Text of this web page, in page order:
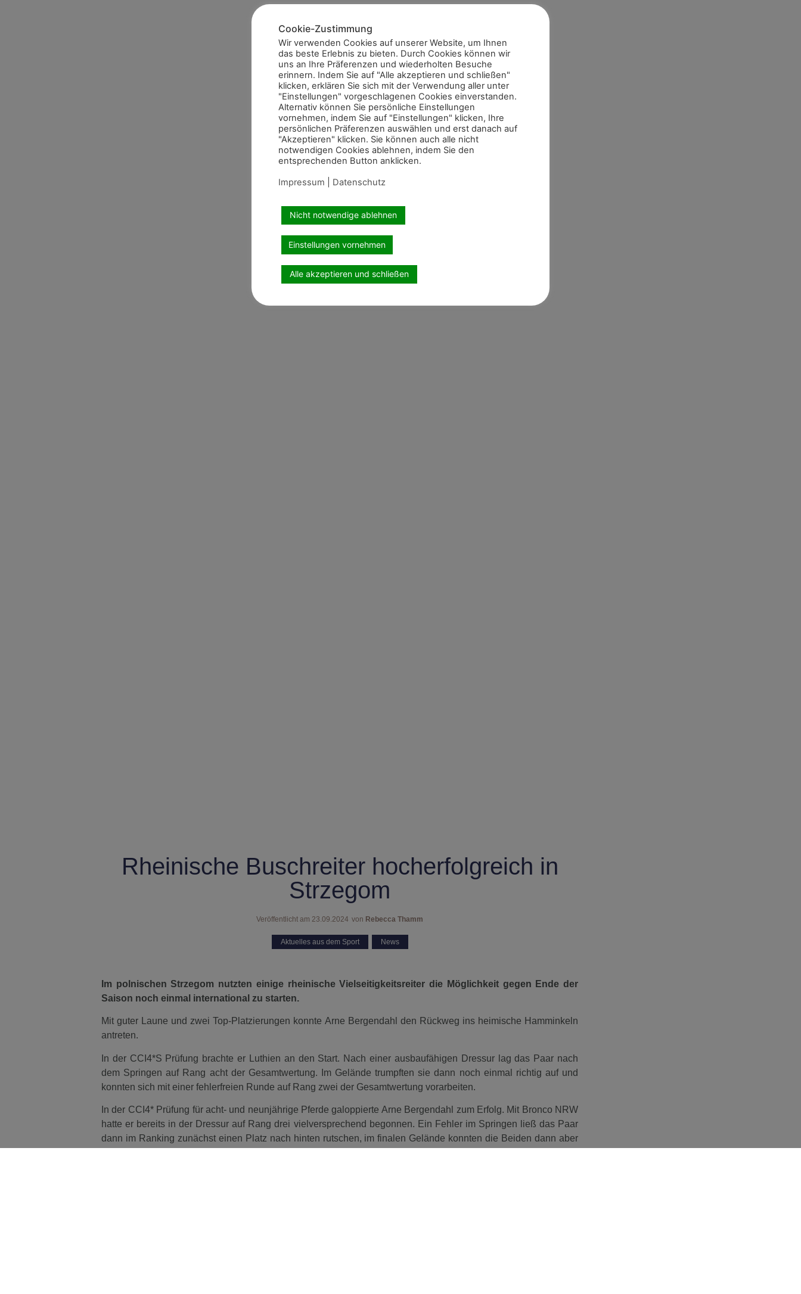
Rheinische Buschreiter hocherfolgreich in
Strzegom
Veröffentlicht am 23.09.2024 von Rebecca Thamm
Aktuelles aus dem Sport News
Im polnischen Strzegom nutzten einige rheinische Vielseitigkeitsreiter die Möglichkeit gegen Ende der
Saison noch einmal international zu starten.
Mit guter Laune und zwei Top-Platzierungen konnte Arne Bergendahl den Rückweg ins heimische Hamminkeln
antreten.
In der CCI4*S Prüfung brachte er Luthien an den Start. Nach einer ausbaufähigen Dressur lag das Paar nach
dem Springen auf Rang acht der Gesamtwertung. Im Gelände trumpften sie dann noch einmal richtig auf und
konnten sich mit einer fehlerfreien Runde auf Rang zwei der Gesamtwertung vorarbeiten.
In der CCI4* Prüfung für acht- und neunjährige Pferde galoppierte Arne Bergendahl zum Erfolg. Mit Bronco NRW
hatte er bereits in der Dressur auf Rang drei vielversprechend begonnen. Ein Fehler im Springen ließ das Paar
dann im Ranking zunächst einen Platz nach hinten rutschen, im finalen Gelände konnten die Beiden dann aber
Cookie-Zustimmung
Wir verwenden Cookies auf unserer Website, um Ihnen
das beste Erlebnis zu bieten. Durch Cookies können wir
uns an Ihre Präferenzen und wiederholten Besuche
erinnern. Indem Sie auf "Alle akzeptieren und schließen"
klicken, erklären Sie sich mit der Verwendung aller unter
"Einstellungen" vorgeschlagenen Cookies einverstanden.
Alternativ können Sie persönliche Einstellungen
vornehmen, indem Sie auf "Einstellungen" klicken, Ihre
persönlichen Präferenzen auswählen und erst danach auf
"Akzeptieren" klicken. Sie können auch alle nicht
notwendigen Cookies ablehnen, indem Sie den
entsprechenden Button anklicken.
Impressum
Datenschutz
Nicht notwendige ablehnen
Einstellungen vornehmen
Alle akzeptieren und schließen